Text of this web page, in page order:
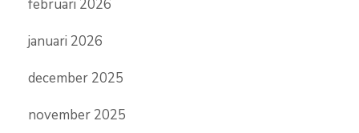
februari 2026
januari 2026
december 2025
november 2025